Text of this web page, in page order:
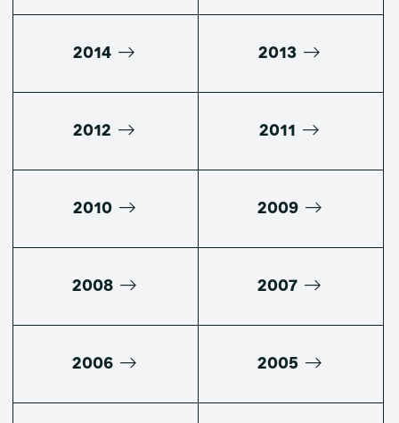
2014 2013
2012 2011
2010 2009
2008 2007
2006 2005